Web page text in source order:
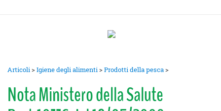
Articoli>Igiene degli alimenti>Prodotti della pesca>
Nota Ministero della Salute